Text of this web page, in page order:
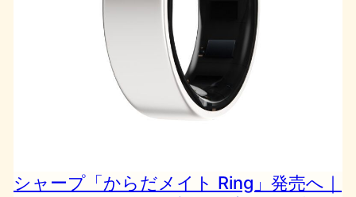
シャープ「からだメイト Ring」発売へ｜